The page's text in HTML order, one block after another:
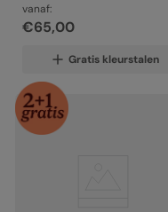
vanaf:
€65,00
Gratis kleurstalen